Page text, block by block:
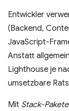
Entwickler
(Backend,
JavaScript-
Anstatt
Lighthouse je
umsetzbare
Mit Stack-